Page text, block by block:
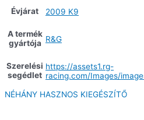
Évjárat 2009 K9
A termék
gyártója R&G
Szerelési
segédlet
https://assets1.rg-
racing.com/Images/
NÉHÁNY HASZNOS KIEGÉSZÍTŐ